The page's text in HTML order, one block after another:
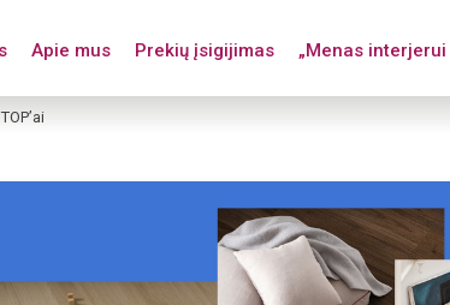
Apie mus Prekių įsigijimas „Menas interjerui
TOP’ai